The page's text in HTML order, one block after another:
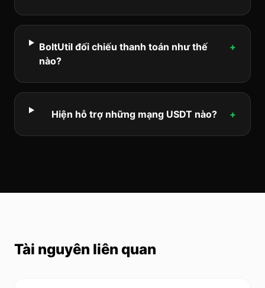
BoltUtil đối chiếu thanh toán như thế
nào?
+
Hiện hỗ trợ những mạng USDT nào? +
Tài nguyên liên quan